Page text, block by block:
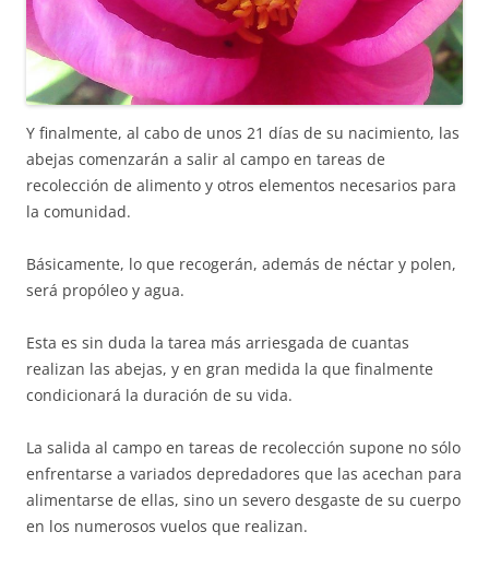
Y finalmente, al cabo de unos 21 días de su nacimiento, las
abejas comenzarán a salir al campo en tareas de
recolección de alimento y otros elementos necesarios para
la comunidad.
Básicamente, lo que recogerán, además de néctar y polen,
será propóleo y agua.
Esta es sin duda la tarea más arriesgada de cuantas
realizan las abejas, y en gran medida la que finalmente
condicionará la duración de su vida.
La salida al campo en tareas de recolección supone no sólo
enfrentarse a variados depredadores que las acechan para
alimentarse de ellas, sino un severo desgaste de su cuerpo
en los numerosos vuelos que realizan.